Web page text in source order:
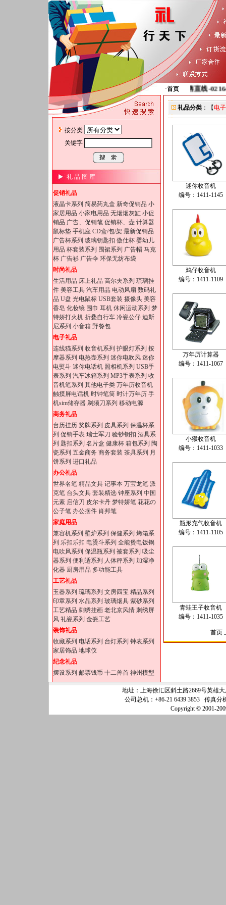
按分类
关键字
礼 品 图 库
促销礼品
液晶卡系列 简易药丸盒 新奇促销品 小
家居用品 小家电用品 无烟烟灰缸 小促
销品 广告、促销笔 促销杯、壶 计算器
鼠标垫 手机座 CD盒/包/架 最新促销品
广告杯系列 玻璃钥匙扣 傲仕杯 婴幼儿
用品 杯套装系列 围裙系列 广告帽 马克
杯 广告衫 广告伞 环保无纺布袋
时尚礼品
生活用品 床上礼品 高尔夫系列 琉璃挂
件 美容工具 汽车用品 电动风扇 数码礼
品 U盘 光电鼠标 USB套装 摄像头 美容
香皂 化妆镜 围巾 耳机 休闲运动系列 梦
特娇打火机 折叠自行车 冷瓷公仔 迪斯
尼系列 小音箱 野餐包
电子礼品
连线猫系列 收音机系列 护眼灯系列 按
摩器系列 电热壶系列 迷你电吹风 迷你
电熨斗 迷你电话机 照相机系列 USB手
表系列 汽车冰箱系列 MP3手表系列 收
音机笔系列 其他电子类 万年历收音机
触摸屏电话机 时钟笔筒 时计万年历 手
机sim储存器 剃须刀系列 移动电源
商务礼品
台历挂历 奖牌系列 皮具系列 保温杯系
列 促销手表 瑞士军刀 验钞钥扣 酒具系
列 匙扣系列 名片盒 健康杯 箱包系列 陶
瓷系列 五金商务 商务套装 茶具系列 月
饼系列 进口礼品
办公礼品
世界名笔 精品文具 记事本 万宝龙笔 派
克笔 台头文具 套装精选 钟座系列 中国
元素 启信刀 皮尔卡丹 梦特娇笔 花花の
公子笔 办公摆件 肖邦笔
家庭用品
兼容机系列 壁炉系列 保健系列 烤箱系
列 乐扣乐扣 电烫斗系列 全能煲电饭锅
电吹风系列 保温瓶系列 被套系列 吸尘
器系列 便利适系列 人体秤系列 加湿净
化器 厨房用品 多功能工具
工艺礼品
玉器系列 琉璃系列 文房四宝 精品系列
印章系列 水晶系列 玻璃烟具 紫砂系列
工艺精品 刺绣挂画 老北京风情 刺绣屏
风 礼瓷系列 金瓷工艺
装饰礼品
收藏系列 电话系列 台灯系列 钟表系列
家居饰品 地球仪
纪念礼品
摆设系列 邮票钱币 十二兽首 神州模型
·首页销售直线-
礼品分类：【电
迷你收音机
编号：1411-1145
鸡仔收音机
编号：1411-1109
万年历计算器
编号：1411-1067
小猴收音机
编号：1411-1033
瓶形充气收音机
编号：1411-1105
青蛙王子收音机
编号：1411-1035
首页
地址：上海徐汇区斜土路2669号英雄
公司总机：+86-21 6439 3853 传真分
Copyright © 2001-